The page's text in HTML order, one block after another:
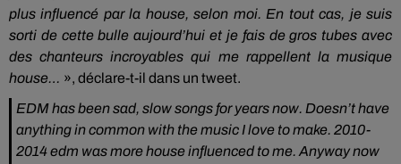
plus influencé parla house, selon moi. En tout cas, je suis
sorti de cette bulle aujourd’hui et je fais de gros tubes avec
des chanteurs incroyables qui me rappellent la musique
house… », déclare-t-il dans un tweet.
EDM has been sad, slow songs for years now. Doesn’t have
anything in common with the music I love to make. 2010-
2014 edm was more house influenced to me. Anyway now